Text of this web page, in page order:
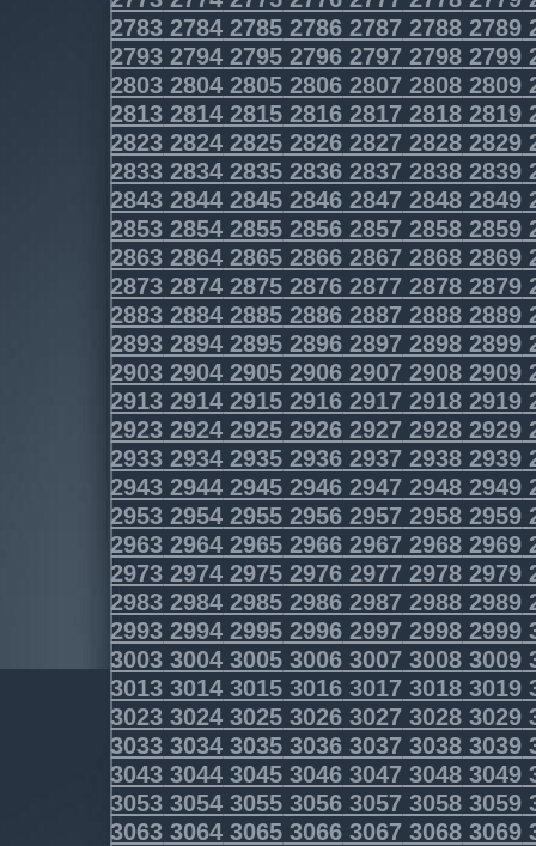
2783 2784 2785 2786 2787 2788 2789
2793 2794 2795 2796 2797 2798 2799
2803 2804 2805 2806 2807 2808 2809
2813 2814 2815 2816 2817 2818 2819
2823 2824 2825 2826 2827 2828 2829
2833 2834 2835 2836 2837 2838 2839
2843 2844 2845 2846 2847 2848 2849
2853 2854 2855 2856 2857 2858 2859
2863 2864 2865 2866 2867 2868 2869
2873 2874 2875 2876 2877 2878 2879
2883 2884 2885 2886 2887 2888 2889
2893 2894 2895 2896 2897 2898 2899
2903 2904 2905 2906 2907 2908 2909
2913 2914 2915 2916 2917 2918 2919
2923 2924 2925 2926 2927 2928 2929
2933 2934 2935 2936 2937 2938 2939
2943 2944 2945 2946 2947 2948 2949
2953 2954 2955 2956 2957 2958 2959
2963 2964 2965 2966 2967 2968 2969
2973 2974 2975 2976 2977 2978 2979
2983 2984 2985 2986 2987 2988 2989
2993 2994 2995 2996 2997 2998 2999
3003 3004 3005 3006 3007 3008 3009
3013 3014 3015 3016 3017 3018 3019
3023 3024 3025 3026 3027 3028 3029
3033 3034 3035 3036 3037 3038 3039
3043 3044 3045 3046 3047 3048 3049
3053 3054 3055 3056 3057 3058 3059
3063 3064 3065 3066 3067 3068 3069